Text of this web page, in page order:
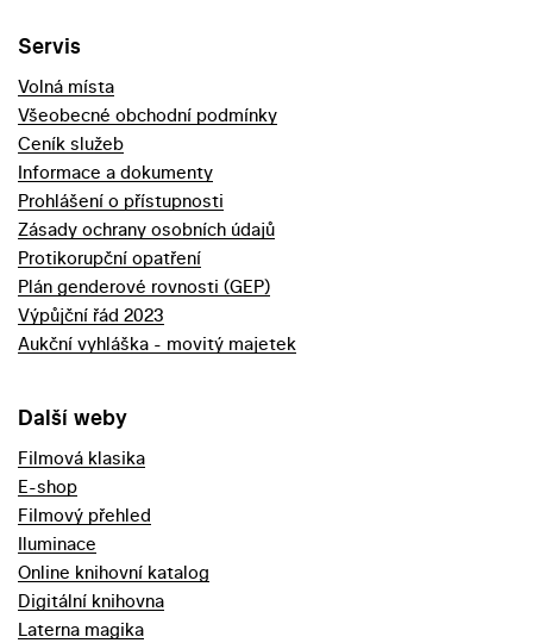
Servis
Volná místa
Všeobecné obchodní podmínky
Ceník služeb
Informace a dokumenty
Prohlášení o přístupnosti
Zásady ochrany osobních údajů
Protikorupční opatření
Plán genderové rovnosti (GEP)
Výpůjční řád 2023
Aukční vyhláška - movitý majetek
Další weby
Filmová klasika
E-shop
Filmový přehled
Iluminace
Online knihovní katalog
Digitální knihovna
Laterna magika